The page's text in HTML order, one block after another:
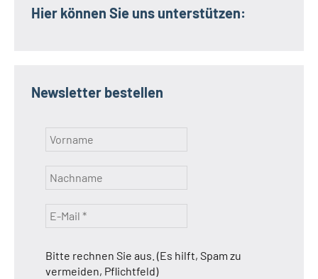
Hier können Sie uns unterstützen:
Newsletter bestellen
Bitte rechnen Sie aus. (Es hilft, Spam zu
vermeiden, Pflichtfeld)